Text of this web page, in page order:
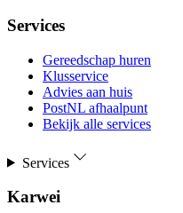
Services
Gereedschap huren
Klusservice
Advies aan huis
PostNL afhaalpunt
Bekijk alle services
Services
Karwei